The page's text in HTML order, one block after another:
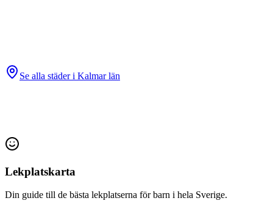
Se alla städer i Kalmar län
Lekplatskarta
Din guide till de bästa lekplatserna för barn i hela Sverige.